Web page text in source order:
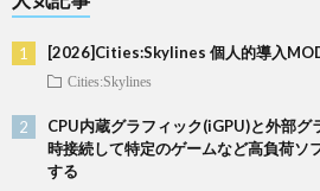
[2026]Cities:Skylines 個人的導入
Cities:Skylines
CPU内蔵グラフィック(iGPU)と外部グ
時接続して特定のゲームなど高負荷ソ
する